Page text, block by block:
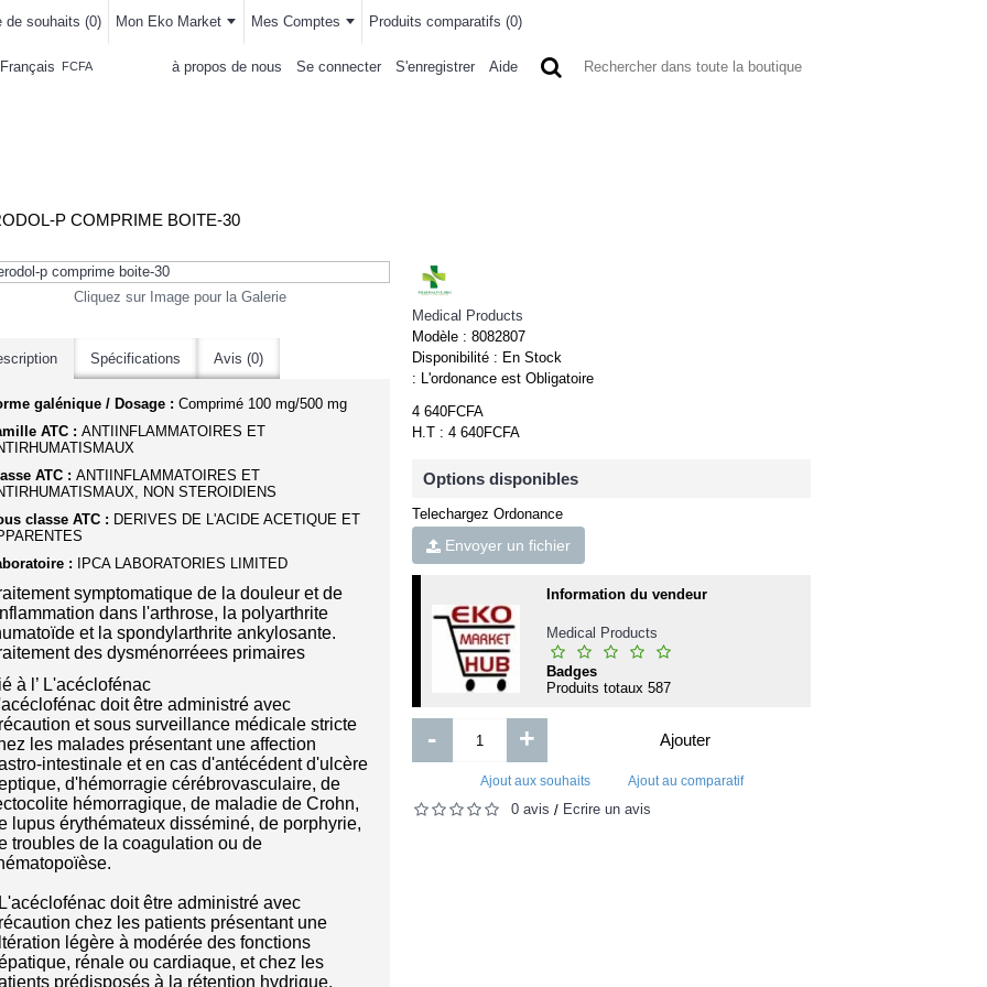
de souhaits (0) Mon Eko Market Mes Comptes Produits comparatifs (0)
Français FCFA à propos de nous Se connecter S'enregistrer Aide
de beauté - Eclat karité carotte
7 000FCFA
Ajouter
Ajout aux souhaits
The Power of Servant-Leadership
2 000FCFA
Accu-Chek FastClix
12 500FCFA
P COMPRIME BOITE-30
Cliquez sur Image pour la Galerie
Spécifications Avis (0)
galénique / Dosage : Comprimé 100 mg/500 mg
ATC : ANTIINFLAMMATOIRES ET
ATC : ANTIINFLAMMATOIRES ET
NON STEROIDIENS
classe ATC : DERIVES DE L'ACIDE ACETIQUE ET
: IPCA LABORATORIES LIMITED
symptomatique de la douleur et de
dans l'arthrose, la polyarthrite
et la spondylarthrite ankylosante.
des dysménorréees primaires
à l’ L'acéclofénac
doit être administré avec
et sous surveillance médicale stricte
les malades présentant une affection
intestinale et en cas d'antécédent d'ulcère
d'hémorragie cérébrovasculaire, de
hémorragique, de maladie de Crohn,
lupus érythémateux disséminé, de porphyrie,
troubles de la coagulation ou de
doit être administré avec
chez les patients présentant une
légère à modérée des fonctions
rénale ou cardiaque, et chez les
prédisposés à la rétention hydrique.
Medical Products
Modèle : 8082807
Disponibilité : En Stock
: L'ordonance est Obligatoire
4 640FCFA
H.T : 4 640FCFA
Options disponibles
Telechargez Ordonance
Envoyer un fichier
Information du vendeur
Medical Products
Badges
Produits totaux 587
- + Ajouter
Ajout aux souhaits Ajout au comparatif
0 avis / Écrire un avis